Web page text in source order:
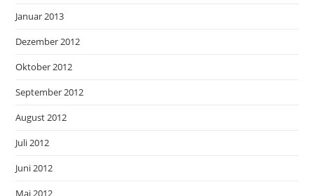
Januar 2013
Dezember 2012
Oktober 2012
September 2012
August 2012
Juli 2012
Juni 2012
Mai 2012